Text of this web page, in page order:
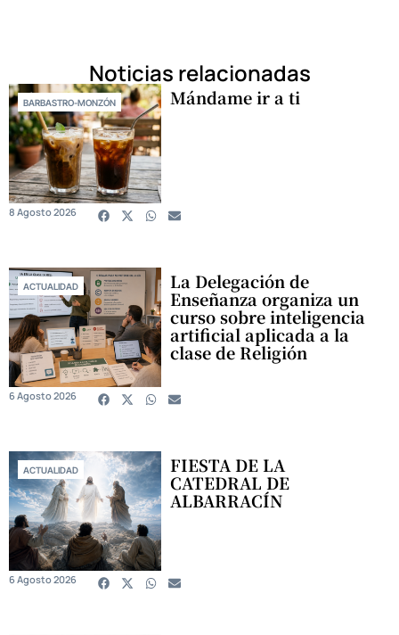
Noticias relacionadas
BARBASTRO-MONZÓN Mándame ir a ti
8 Agosto 2026
ACTUALIDAD La Delegación de
Enseñanza organiza un
curso sobre inteligencia
artificial aplicada a la
clase de Religión
6 Agosto 2026
ACTUALIDAD FIESTA DE LA
CATEDRAL DE
ALBARRACÍN
6 Agosto 2026